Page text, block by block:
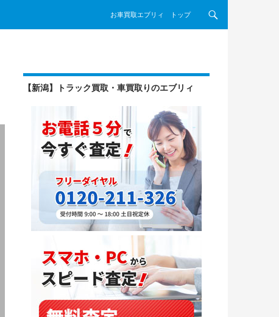
お車買取エブリィ トップ
【新潟】トラック買取・車買取りのエブリィ